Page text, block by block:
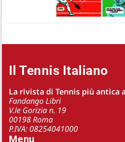
Il Tennis Italiano
La rivista di Tennis più antica
Fandango Libri
V.le Gorizia n. 19
00198 Roma
P.IVA: 08254041000
Menu